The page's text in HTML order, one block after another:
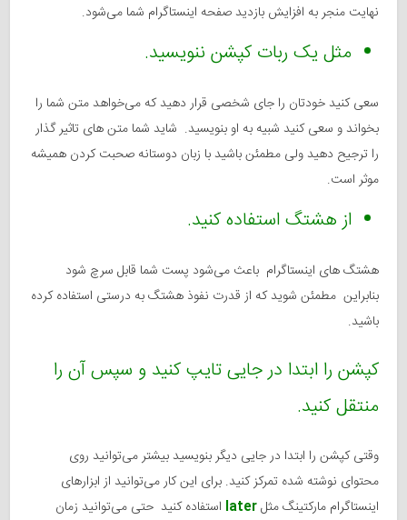
نهایت منجر به افزایش بازدید صفحه اینستاگرام شما می‌شود.
مثل یک ربات کپشن ننویسید.
سعی کنید خودتان را جای شخصی قرار دهید که می‌خواهد متن شما را
بخواند و سعی کنید شبیه به او بنویسید. شاید شما متن های تاثیر گذار
را ترجیح دهید ولی مطمئن باشید با زبان دوستانه صحبت کردن همیشه
موثر است.
از هشتگ استفاده کنید.
هشتگ های اینستاگرام باعث می‌شود پست شما قابل سرچ شود
بنابراین مطمئن شوید که از قدرت نفوذ هشتگ به درستی استفاده کرده
باشید.
کپشن را ابتدا در جایی تایپ کنید و سپس آن را
منتقل کنید.
وقتی کپشن را ابتدا در جایی دیگر بنویسید بیشتر می‌توانید روی
محتوای نوشته شده تمرکز کنید. برای این کار می‌توانید از ابزارهای
اینستاگرام مارکتینگ مثلlater استفاده کنید حتی می‌توانید زمان